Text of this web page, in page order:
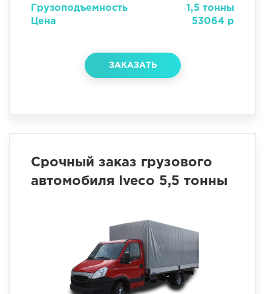
Грузоподъемность
1,5 тонны
Цена
53064 р
ЗАКАЗАТЬ
Срочный заказ грузового
автомобиля Iveco 5,5 тонны